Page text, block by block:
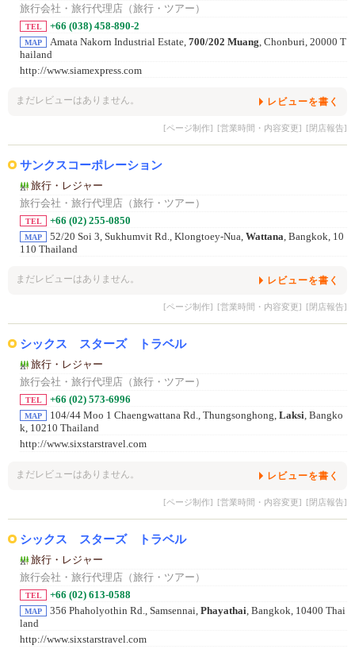
旅行会社・旅行代理店（旅行・ツアー）
TEL +66 (038) 458-890-2
MAP Amata Nakorn Industrial Estate, 700/202 Muang , Chonburi, 20000 T
hailand
http://www.siamexpress.com
まだレビューはありません。 レビューを書く
[ページ制作] [営業時間・内容変更] [閉店報告]
サンクスコーポレーション
旅行・レジャー
旅行会社・旅行代理店（旅行・ツアー）
TEL +66 (02) 255-0850
MAP 52/20 Soi 3, Sukhumvit Rd., Klongtoey-Nua, Wattana, Bangkok, 10
110 Thailand
まだレビューはありません。 レビューを書く
[ページ制作] [営業時間・内容変更] [閉店報告]
シックス スターズ トラベル
旅行・レジャー
旅行会社・旅行代理店（旅行・ツアー）
TEL +66 (02) 573-6996
MAP 104/44 Moo 1 Chaengwattana Rd., Thungsonghong, Laksi, Bangko
k, 10210 Thailand
http://www.sixstarstravel.com
まだレビューはありません。 レビューを書く
[ページ制作] [営業時間・内容変更] [閉店報告]
シックス スターズ トラベル
旅行・レジャー
旅行会社・旅行代理店（旅行・ツアー）
TEL +66 (02) 613-0588
MAP 356 Phaholyothin Rd., Samsennai, Phayathai, Bangkok, 10400 Thai
land
http://www.sixstarstravel.com